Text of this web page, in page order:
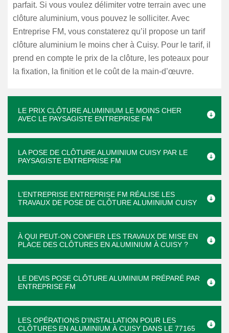
parfait. Si vous voulez délimiter votre terrain avec une
clôture aluminium, vous pouvez le solliciter. Avec
Entreprise FM, vous constaterez qu’il propose un tarif
clôture aluminium le moins cher à Cuisy. Pour le tarif, il
prend en compte le prix de la clôture, les poteaux pour
la fixation, la finition et le coût de la main-d’œuvre.
LE PRIX CLÔTURE ALUMINIUM LE MOINS CHER
AVEC LE PAYSAGISTE ENTREPRISE FM
LA POSE DE CLÔTURE ALUMINIUM CUISY PAR LE
PAYSAGISTE ENTREPRISE FM
L’ENTREPRISE ENTREPRISE FM RÉALISE LES
TRAVAUX DE POSE DE CLÔTURE ALUMINIUM CUISY
À QUI PEUT-ON CONFIER LES TRAVAUX DE MISE EN
PLACE DES CLÔTURES EN ALUMINIUM À CUISY ?
LE DEVIS POSE CLÔTURE ALUMINIUM PRÉPARÉ PAR
ENTREPRISE FM
LES OPÉRATIONS D'INSTALLATION POUR LES
CLÔTURES EN ALUMINIUM À CUISY DANS LE 77165